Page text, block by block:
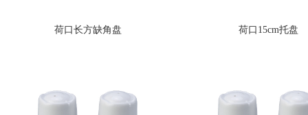
荷口长方缺角盘 荷口15cm托盘